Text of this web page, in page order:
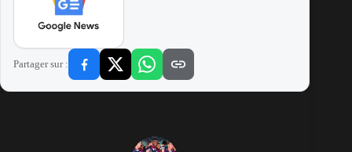
Partager sur :